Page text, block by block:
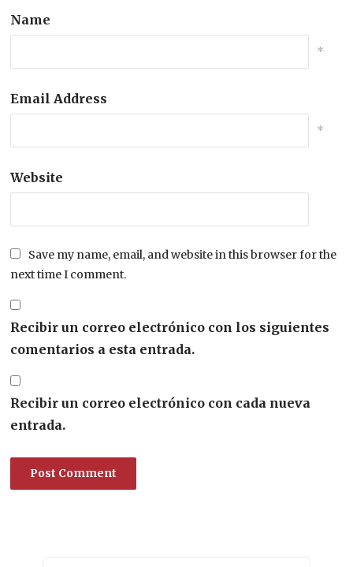
Name
*
Email Address
*
Website
Save my name, email, and website in this browser for the
next time I comment.
Recibir un correo electrónico con los siguientes
comentarios a esta entrada.
Recibir un correo electrónico con cada nueva
entrada.